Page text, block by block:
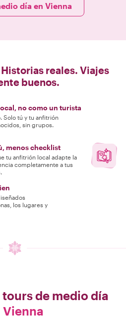
día en Vienna
reales. Viajes
buenos.
no como un turista
Solo tú y tu anfitrión
sin grupos.
menos checklist
tu anfitrión local adapte la
completamente a tus
los lugares y
de medio día
Vienna